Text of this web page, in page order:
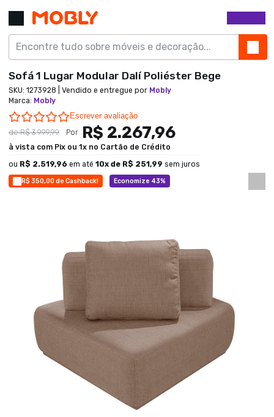
R$ 350,00 de Cashback! Economize 43%
Sofá 1 Lugar Modular Dalí Poliéster Bege
SKU: 1273928 | Vendido e entregue por Mobly
Marca: Mobly
0.0 star rating
Escrever avaliação
deR$ 3.999,99 Por R$ 2.267,96
à vista com Pix ou 1x no Cartão de Crédito
ou R$ 2.519,96 em até 10x de R$ 251,99 sem juros